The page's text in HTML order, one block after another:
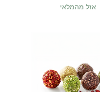
אזל מהמלאי